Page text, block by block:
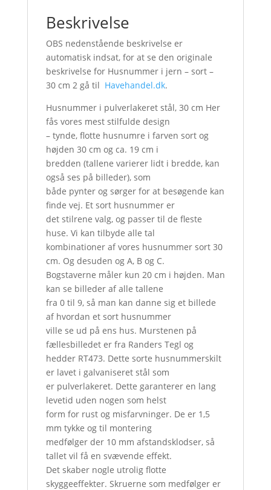
Beskrivelse
OBS nedenstående beskrivelse er
automatisk indsat, for at se den originale
beskrivelse for Husnummer i jern – sort –
30 cm 2 gå til Havehandel.dk.
Husnummer i pulverlakeret stål, 30 cm Her
fås vores mest stilfulde design
– tynde, flotte husnumre i farven sort og
højden 30 cm og ca. 19 cm i
bredden (tallene varierer lidt i bredde, kan
også ses på billeder), som
både pynter og sørger for at besøgende kan
finde vej. Et sort husnummer er
det stilrene valg, og passer til de fleste
huse. Vi kan tilbyde alle tal
kombinationer af vores husnummer sort 30
cm. Og desuden og A, B og C.
Bogstaverne måler kun 20 cm i højden. Man
kan se billeder af alle tallene
fra 0 til 9, så man kan danne sig et billede
af hvordan et sort husnummer
ville se ud på ens hus. Murstenen på
fællesbilledet er fra Randers Tegl og
hedder RT473. Dette sorte husnummerskilt
er lavet i galvaniseret stål som
er pulverlakeret. Dette garanterer en lang
levetid uden nogen som helst
form for rust og misfarvninger. De er 1,5
mm tykke og til montering
medfølger der 10 mm afstandsklodser, så
tallet vil få en svævende effekt.
Det skaber nogle utrolig flotte
skyggeeffekter. Skruerne som medfølger er